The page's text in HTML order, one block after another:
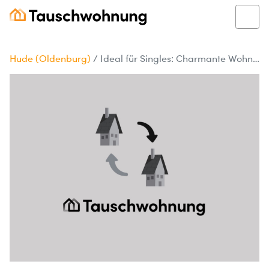
Hude (Oldenburg) / Ideal für Singles: Charmante Wohnung in Hude